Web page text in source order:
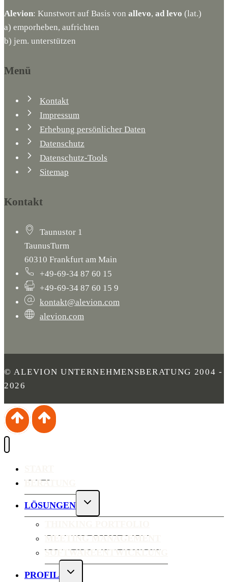
Alevion: Kunstwort auf Basis von allevo, ad levo (lat.)
a) emporheben, aufrichten
b) jem. unterstützen
Menü
Kontakt
Impressum
Erhebung persönlicher Daten
Datenschutz
Datenschutz-Tools
Sitemap
Kontakt
Taunustor 1
TaunusTurm
60310 Frankfurt am Main
+49-69-34 87 60 15
+49-69-34 87 60 15 9
kontakt@alevion.com
alevion.com
© ALEVION UNTERNEHMENSBERATUNG 2004 -
2026
BERATUNG
LÖSUNGEN
UNTERMENÜ
MEETING MANAGEMENT
SOFTWAREENTWICKLUNG
PROFIL
UNTERMENÜ